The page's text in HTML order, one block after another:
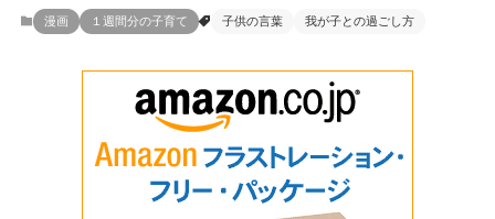
漫画 １週間分の子育て 子供の言葉 我が子との過ごし方